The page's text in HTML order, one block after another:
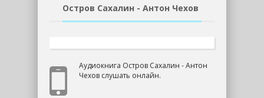
Остров Сахалин - Антон Чехов
Аудиокнига Остров Сахалин - Антон
Чехов слушать онлайн.